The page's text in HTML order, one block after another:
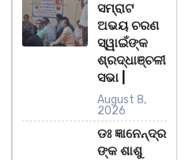
ସମ୍ରାଟ
ଅଭୟ ଚରଣ
ସ୍ୱାଇଁଙ୍କ
ଶ୍ରଦ୍ଧାଞ୍ଚଳୀ
ସଭା |
August 8,
2026
ଡଃ ଜ୍ଞାନେନ୍ଦ୍ର
ଙ୍କ ଶାଶୁ